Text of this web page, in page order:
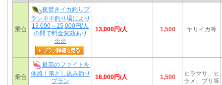
乗合
夜焚きイカ釣りプ
ラン※※釣り場により
13,000～15,000円/人
の間で料金変動あり
※※
13,000円/人 1,500 ヤリイカ等
乗合
最高のファイトを
体感！落とし込み釣り
プラン
16,000円/人 1,500
ヒラマサ、ヒ
ラメ、ブリ等